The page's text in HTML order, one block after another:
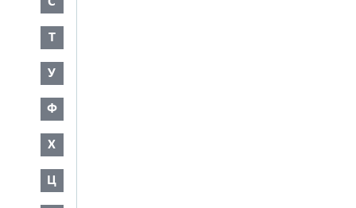
Т
У
Ф
Х
Ц